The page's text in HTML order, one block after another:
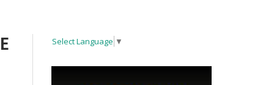
Select Language ▼